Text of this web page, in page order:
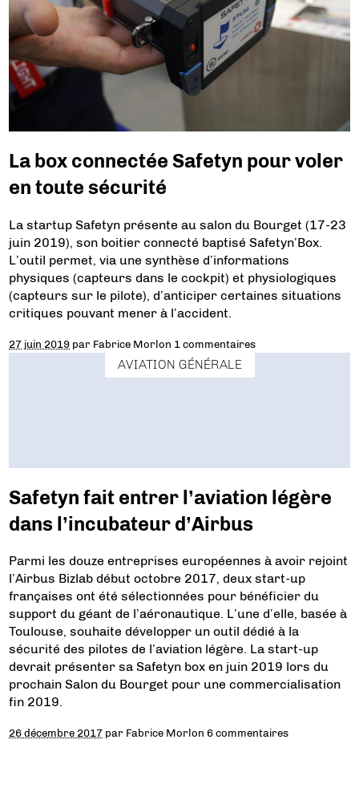
La box connectée Safetyn pour voler
en toute sécurité
La startup Safetyn présente au salon du Bourget (17-23
juin 2019), son boitier connecté baptisé Safetyn’Box.
L’outil permet, via une synthèse d’informations
physiques (capteurs dans le cockpit) et physiologiques
(capteurs sur le pilote), d’anticiper certaines situations
critiques pouvant mener à l’accident.
27 juin 2019 par Fabrice Morlon 1 commentaires
AVIATION GÉNÉRALE
Safetyn fait entrer l’aviation légère
dans l’incubateur d’Airbus
Parmi les douze entreprises européennes à avoir rejoint
l’Airbus Bizlab début octobre 2017, deux start-up
françaises ont été sélectionnées pour bénéficier du
support du géant de l’aéronautique. L’une d’elle, basée à
Toulouse, souhaite développer un outil dédié à la
sécurité des pilotes de l’aviation légère. La start-up
devrait présenter sa Safetyn box en juin 2019 lors du
prochain Salon du Bourget pour une commercialisation
fin 2019.
26 décembre 2017 par Fabrice Morlon 6 commentaires